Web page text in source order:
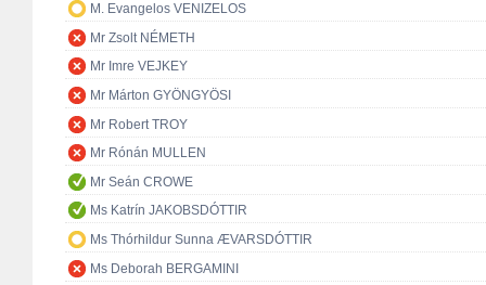
M. Evangelos VENIZELOS
Mr Zsolt NÉMETH
Mr Imre VEJKEY
Mr Márton GYÖNGYÖSI
Mr Robert TROY
Mr Rónán MULLEN
Mr Seán CROWE
Ms Katrín JAKOBSDÓTTIR
Ms Thórhildur Sunna ÆVARSDÓTTIR
Ms Deborah BERGAMINI